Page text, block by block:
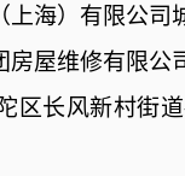
上海）有限公司
房屋维修有限公
区长风新村街